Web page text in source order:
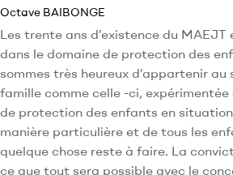
Octave BAIBONGE
Les trente ans d’existence du
dans le domaine de protection des
sommes très heureux d’appartenir au
famille comme celle -ci,
de protection des enfants en
manière particulière et de tous les
quelque chose reste à faire. La
ce que tout sera possible avec le